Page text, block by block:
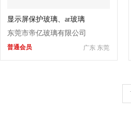
显示屏保护玻璃、ar玻璃
东莞市帝亿玻璃有限公司
广东 东莞
普通会员